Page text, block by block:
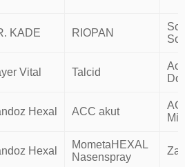
KADE RIOPAN
Vital Talcid
Hexal ACC akut
Hexal
MometaHEXAL
Nasenspray